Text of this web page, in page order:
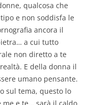
qualcosa che
e non soddisfa le
ancora il
a cui tutto
non diretto a te
E della donna il
umano pensante.
sul tema, questo lo